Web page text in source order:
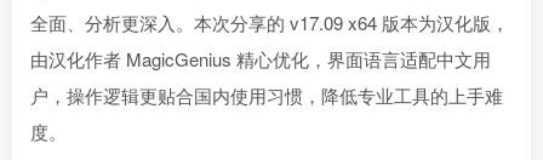
全面、分析更深入。本次分享的 v17.09 x64 版本为汉化版，
由汉化作者 MagicGenius 精心优化，界面语言适配中文用
户，操作逻辑更贴合国内使用习惯，降低专业工具的上手难
度。